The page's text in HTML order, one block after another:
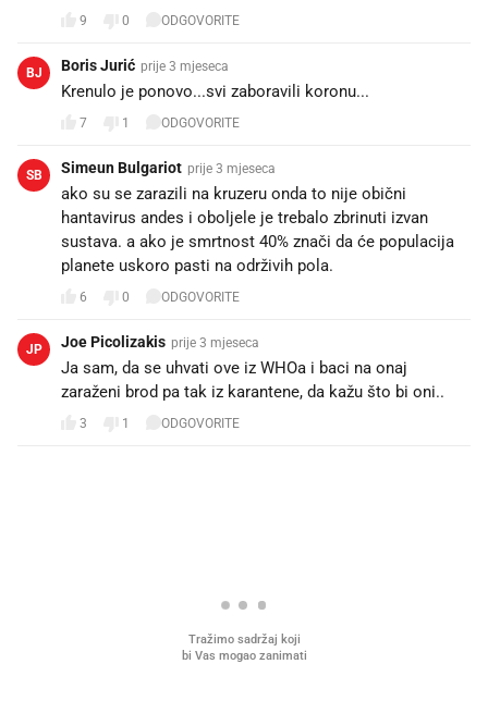
9 0 ODGOVORITE
BJ Boris Jurić prije 3 mjeseca
Krenulo je ponovo...svi zaboravili koronu...
7 1 ODGOVORITE
SB Simeun Bulgariot prije 3 mjeseca
ako su se zarazili na kruzeru onda to nije obični
hantavirus andes i oboljele je trebalo zbrinuti izvan
sustava. a ako je smrtnost 40% znači da će populacija
planete uskoro pasti na održivih pola.
6 0 ODGOVORITE
JP Joe Picolizakis prije 3 mjeseca
Ja sam, da se uhvati ove iz WHOa i baci na onaj
zaraženi brod pa tak iz karantene, da kažu što bi oni..
3 1 ODGOVORITE